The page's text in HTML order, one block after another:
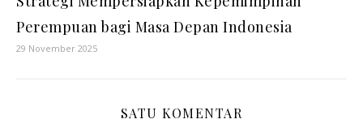
Perempuan bagi Masa Depan Indonesia
29 November 2025
SATU KOMENTAR